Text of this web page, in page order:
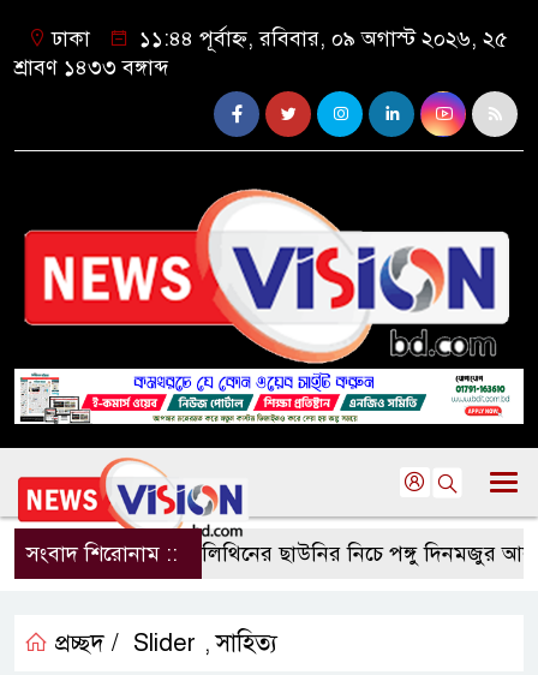
ঢাকা
১১:৪৪ পূর্বাহ্ন, রবিবার, ০৯ অগাস্ট ২০২৬, ২৫
শ্রাবণ ১৪৩৩ বঙ্গাব্দ
সংবাদ শিরোনাম ::পলিথিনের ছাউনির নিচে পঙ্গু দিনমজুর আলী
প্রচ্ছদ / Slider ,সাহিত্য